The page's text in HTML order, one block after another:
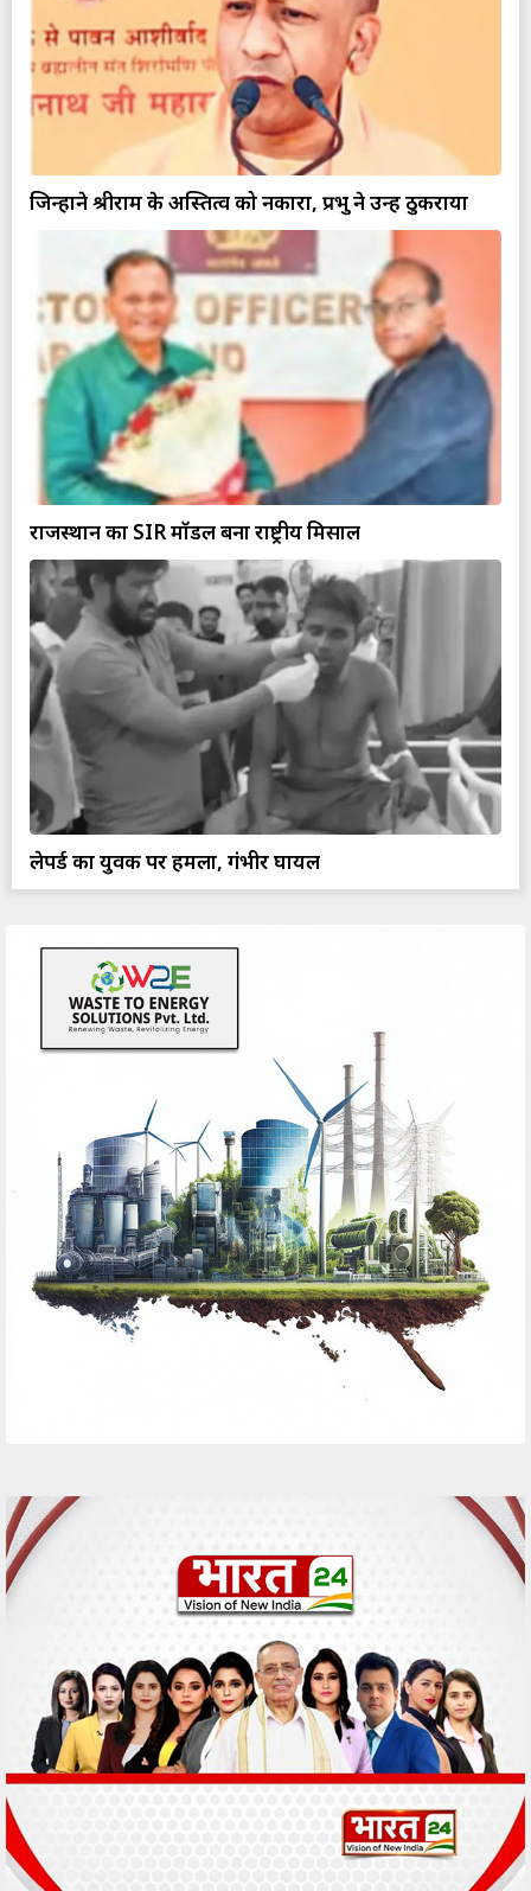
जिन्होंने श्रीराम के अस्तित्व को नकारा, प्रभु ने उन्हें ठुकराया
राजस्थान का SIR मॉडल बना राष्ट्रीय मिसाल
लेपर्ड का युवक पर हमला, गंभीर घायल